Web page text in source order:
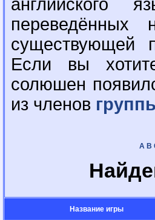
английского
существующей
Если вы
солюшен
из членов
A B
Название игры